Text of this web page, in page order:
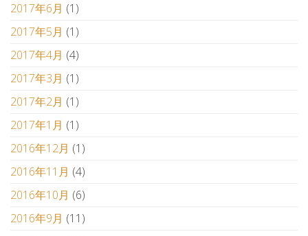
2017年6月 (1)
2017年5月 (1)
2017年4月 (4)
2017年3月 (1)
2017年2月 (1)
2017年1月 (1)
2016年12月 (1)
2016年11月 (4)
2016年10月 (6)
2016年9月 (11)